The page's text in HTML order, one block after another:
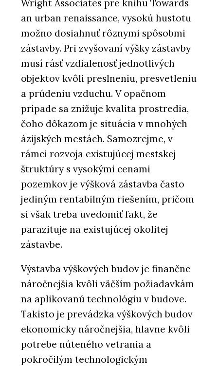
Wright Associates pre knihu Towards
an urban renaissance, vysokú hustotu
možno dosiahnuť rôznymi spôsobmi
zástavby. Pri zvyšovaní výšky zástavby
musí rásť vzdialenosť jednotlivých
objektov kvôli preslneniu, presvetleniu
a prúdeniu vzduchu. V opačnom
prípade sa znižuje kvalita prostredia,
čoho dôkazom je situácia v mnohých
ázijských mestách. Samozrejme, v
rámci rozvoja existujúcej mestskej
štruktúry s vysokými cenami
pozemkov je výšková zástavba často
jediným rentabilným riešením, pričom
si však treba uvedomiť fakt, že
parazituje na existujúcej okolitej
zástavbe.
Výstavba výškových budov je finančne
náročnejšia kvôli väčším požiadavkám
na aplikovanú technológiu v budove.
Takisto je prevádzka výškových budov
ekonomicky náročnejšia, hlavne kvôli
potrebe núteného vetrania a
pokročilým technologickým